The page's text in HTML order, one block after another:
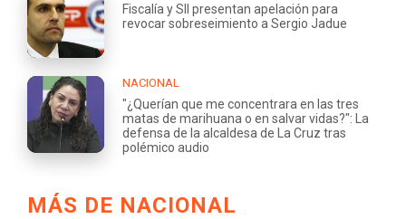
Fiscalía y SII presentan apelación para
revocar sobreseimiento a Sergio Jadue
NACIONAL
"¿Querían que me concentrara en las tres
matas de marihuana o en salvar vidas?": La
defensa de la alcaldesa de La Cruz tras
polémico audio
MÁS DE NACIONAL